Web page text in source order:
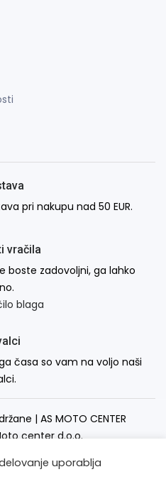
pri nakupu nad 50 EUR.
vračila
boste zadovoljni, ga lahko
blaga
časa so vam na voljo naši
| AS MOTO CENTER
center d.o.o.
uporablja